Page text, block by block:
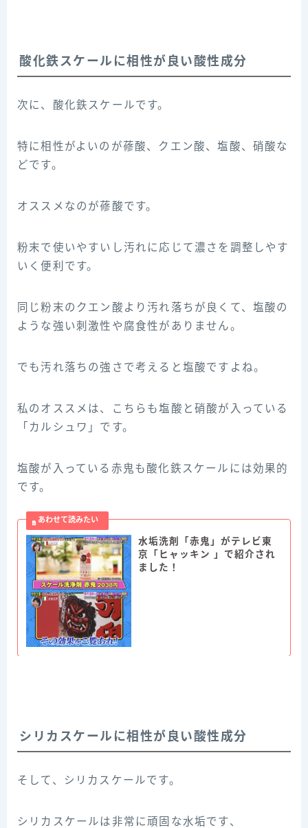
酸化鉄スケールに相性が良い酸性成分
次に、酸化鉄スケールです。
特に相性がよいのが蓚酸、クエン酸、塩酸、硝酸な
どです。
オススメなのが蓚酸です。
粉末で使いやすいし汚れに応じて濃さを調整しやす
いく便利です。
同じ粉末のクエン酸より汚れ落ちが良くて、塩酸の
ような強い刺激性や腐食性がありません。
でも汚れ落ちの強さで考えると塩酸ですよね。
私のオススメは、こちらも塩酸と硝酸が入っている
「カルシュワ」です。
塩酸が入っている赤鬼も酸化鉄スケールには効果的
です。
水垢洗剤「赤鬼」がテレビ東
京「ヒャッキン 」で紹介され
ました！
シリカスケールに相性が良い酸性成分
そして、シリカスケールです。
シリカスケールは非常に頑固な水垢です、